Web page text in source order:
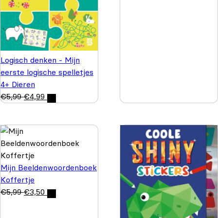
Logisch denken - Mijn
eerste logische spelletjes
4+ Dieren
€5,99 €4,99
Mijn Beeldenwoordenboek
Koffertje
€5,99 €3,50